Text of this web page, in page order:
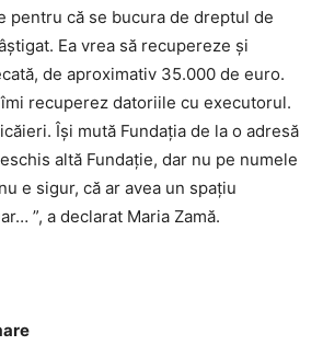
pentru că se bucura de dreptul de
Ea vrea să recupereze şi
de aproximativ 35.000 de euro.
îmi recuperez datoriile cu executorul.
Îşi mută Fundaţia de la o adresă
altă Fundaţie, dar nu pe numele
e sigur, că ar avea un spaţiu
”, a declarat Maria Zamă.